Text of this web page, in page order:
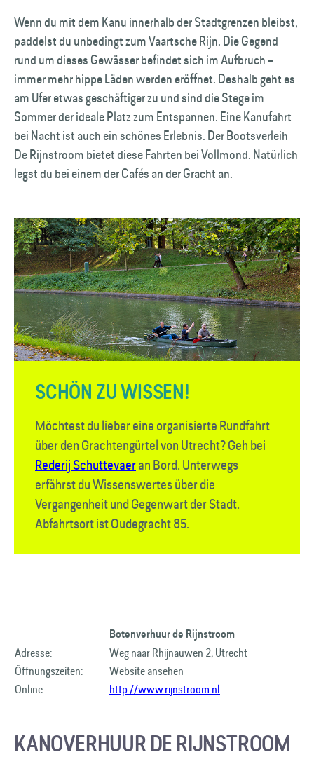
Wenn du mit dem Kanu innerhalb der Stadt­grenzen bleibst,
paddelst du unbedingt zum Vaartsche Rijn. Die Gegend
rund um dieses Gewässer befindet sich im Aufbruch –
immer mehr hippe Läden werden eröffnet. Deshalb geht es
am Ufer etwas geschäftiger zu und sind die Stege im
Sommer der ideale Platz zum Entspannen. Eine Kanufahrt
bei Nacht ist auch ein schönes Erlebnis. Der Boots­verleih
De Rijnstroom bietet diese Fahrten bei Vollmond. Natürlich
legst du bei einem der Cafés an der Gracht an.
SCHÖN ZU WISSEN!
Möchtest du lieber eine organisierte Rundfahrt
über den Grachten­gürtel von Utrecht? Geh bei
Rederij Schuttevaeran Bord. Unterwegs
erfährst du Wissenswertes über die
Vergangenheit und Gegenwart der Stadt.
Abfahrtsort ist Oudegracht 85.
Botenverhuur de Rijnstroom
Adresse:
Weg naar Rhijnauwen 2, Utrecht
Öffnungszeiten:
Website ansehen
Online:
http://www.rijnstroom.nl
KANOVERHUUR DE RIJNSTROOM